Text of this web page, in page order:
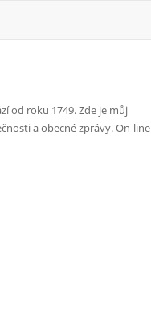
od roku 1749. Zde je můj
a obecné zprávy. On-line